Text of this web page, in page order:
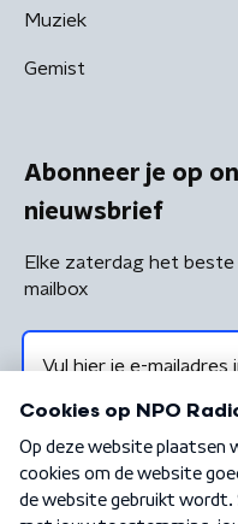
Muziek
Gemist
Abonneer je op
nieuwsbrief
Elke zaterdag het beste
mailbox
Algemene voorwaarden